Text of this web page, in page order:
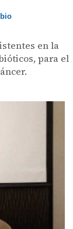
en la
para el